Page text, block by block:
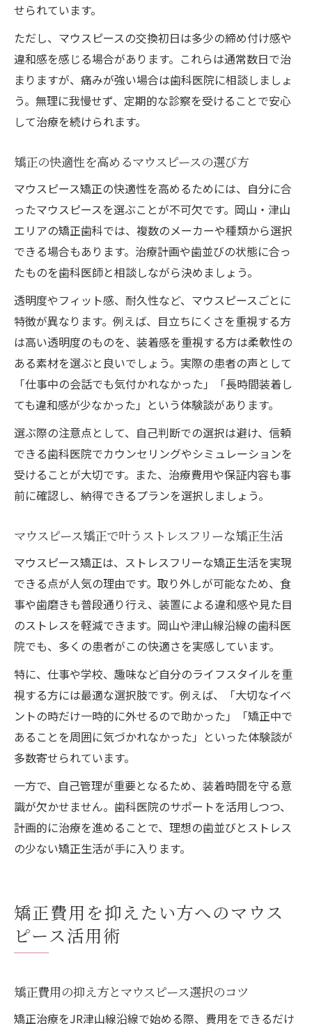
せられています。
ただし、マウスピースの交換初日は多少の締め付け感や
違和感を感じる場合があります。これらは通常数日で治
まりますが、痛みが強い場合は歯科医院に相談しましょ
う。無理に我慢せず、定期的な診察を受けることで安心
して治療を続けられます。
矯正の快適性を高めるマウスピースの選び方
マウスピース矯正の快適性を高めるためには、自分に合
ったマウスピースを選ぶことが不可欠です。岡山・津山
エリアの矯正歯科では、複数のメーカーや種類から選択
できる場合もあります。治療計画や歯並びの状態に合っ
たものを歯科医師と相談しながら決めましょう。
透明度やフィット感、耐久性など、マウスピースごとに
特徴が異なります。例えば、目立ちにくさを重視する方
は高い透明度のものを、装着感を重視する方は柔軟性の
ある素材を選ぶと良いでしょう。実際の患者の声として
「仕事中の会話でも気付かれなかった」「長時間装着し
ても違和感が少なかった」という体験談があります。
選ぶ際の注意点として、自己判断での選択は避け、信頼
できる歯科医院でカウンセリングやシミュレーションを
受けることが大切です。また、治療費用や保証内容も事
前に確認し、納得できるプランを選択しましょう。
マウスピース矯正で叶うストレスフリーな矯正生活
マウスピース矯正は、ストレスフリーな矯正生活を実現
できる点が人気の理由です。取り外しが可能なため、食
事や歯磨きも普段通り行え、装置による違和感や見た目
のストレスを軽減できます。岡山や津山線沿線の歯科医
院でも、多くの患者がこの快適さを実感しています。
特に、仕事や学校、趣味など自分のライフスタイルを重
視する方には最適な選択肢です。例えば、「大切なイベ
ントの時だけ一時的に外せるので助かった」「矯正中で
あることを周囲に気づかれなかった」といった体験談が
多数寄せられています。
一方で、自己管理が重要となるため、装着時間を守る意
識が欠かせません。歯科医院のサポートを活用しつつ、
計画的に治療を進めることで、理想の歯並びとストレス
の少ない矯正生活が手に入ります。
矯正費用を抑えたい方へのマウス
ピース活用術
矯正費用の抑え方とマウスピース選択のコツ
矯正治療をJR津山線沿線で始める際、費用をできるだけ